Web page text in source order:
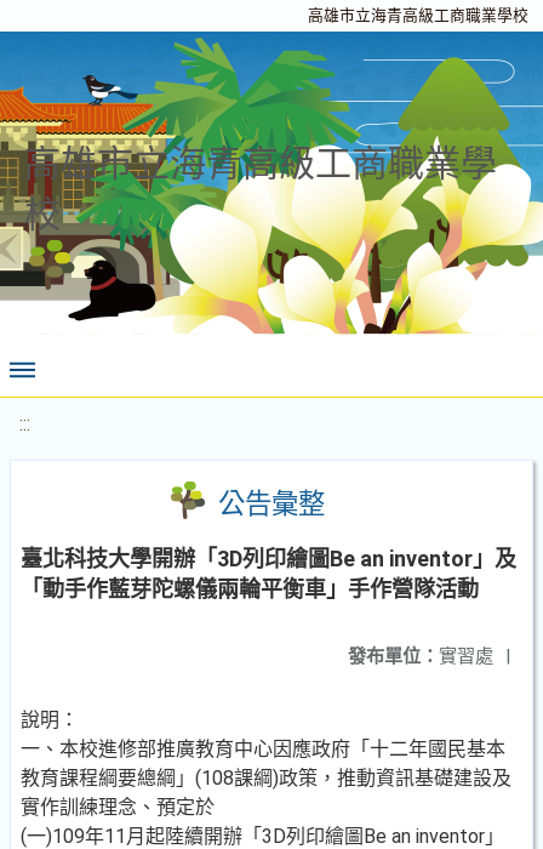
高雄市立海青高級工商職業學校
高雄市立海青高級工商職業學
校
:::
公告彙整
臺北科技大學開辦「3D列印繪圖Be an inventor」及
「動手作藍芽陀螺儀兩輪平衡車」手作營隊活動
發布單位： 實習處 |
說明：
一、本校進修部推廣教育中心因應政府「十二年國民基本
教育課程綱要總綱」(108課綱)政策，推動資訊基礎建設及
實作訓練理念、預定於
(一)109年11月起陸續開辦「3D列印繪圖Be an inventor」